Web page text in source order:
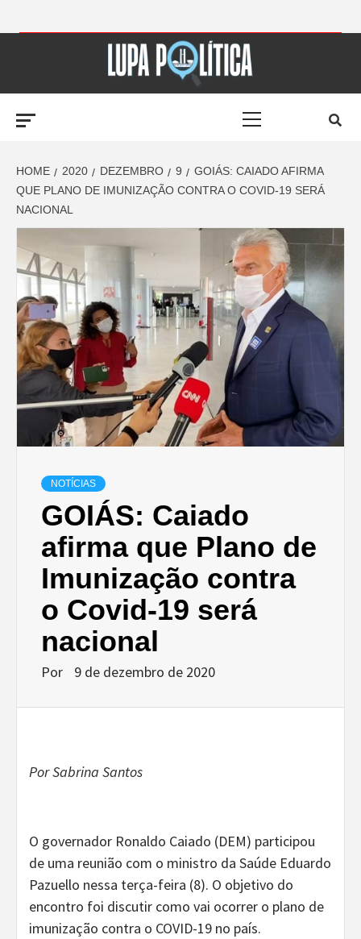
LUPA
POLÍTICA –
AMPLIANDO A
NOTÍCIA
HOME 2020 DEZEMBRO 9
GOIÁS: CAIADO AFIRMA
QUE PLANO DE IMUNIZAÇÃO CONTRA O COVID-19 SERÁ
NACIONAL
NOTÍCIAS
GOIÁS: Caiado
afirma que Plano de
Imunização contra
o Covid-19 será
nacional
Por 9 de dezembro de 2020
Por Sabrina Santos
O governador Ronaldo Caiado (DEM) participou
de uma reunião com o ministro da Saúde Eduardo
Pazuello nessa terça-feira (8). O objetivo do
encontro foi discutir como vai ocorrer o plano de
imunização contra o COVID-19 no país.